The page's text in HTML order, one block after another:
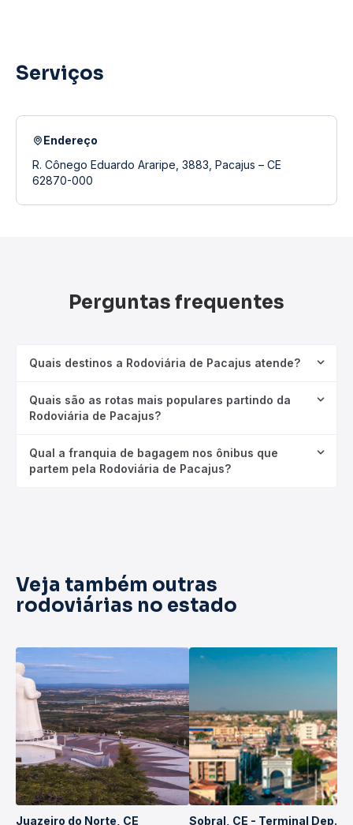
Serviços
Endereço
R. Cônego Eduardo Araripe, 3883, Pacajus – CE
62870-000
Perguntas frequentes
Quais destinos a Rodoviária de Pacajus atende?
Quais são as rotas mais populares partindo da
Rodoviária de Pacajus?
Qual a franquia de bagagem nos ônibus que
partem pela Rodoviária de Pacajus?
Veja também outras
rodoviárias no estado
Juazeiro do Norte, CE
Sobral, CE - Terminal Dep.